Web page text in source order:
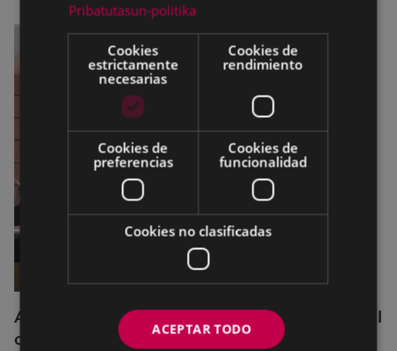
Acuerdos adoptados por el Pleno Municipal
celebrado el 27 de julio de 2026
Pribatutasun-politika
Cookies
estrictamente
necesarias
Cookies de
rendimiento
Cookies de
preferencias
Cookies de
funcionalidad
Cookies no clasificadas
ACEPTAR TODO